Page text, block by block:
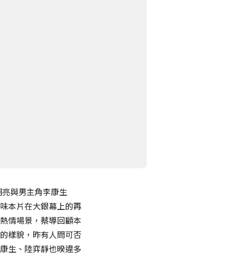
與男主角李康生
本片在大銀幕上的再
情場景，蔡導回顧本
樣貌，昨有人問可否
生、陸弈靜也暌違多